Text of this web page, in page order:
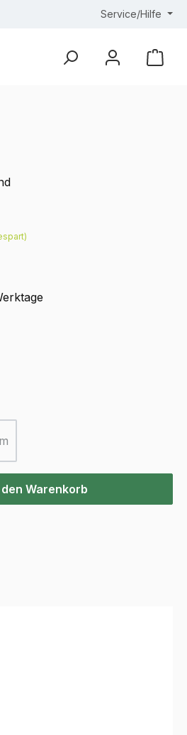
Service/Hilfe
(Diese Option ist zurzeit nicht verfügbar.)
ein oder benutze die Schaltflächen
den Warenkorb